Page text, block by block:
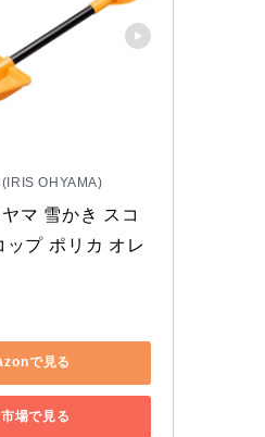
OHYAMA)
マ 雪かき スコ
ップ ポリカ オレ
で見る
場で見る